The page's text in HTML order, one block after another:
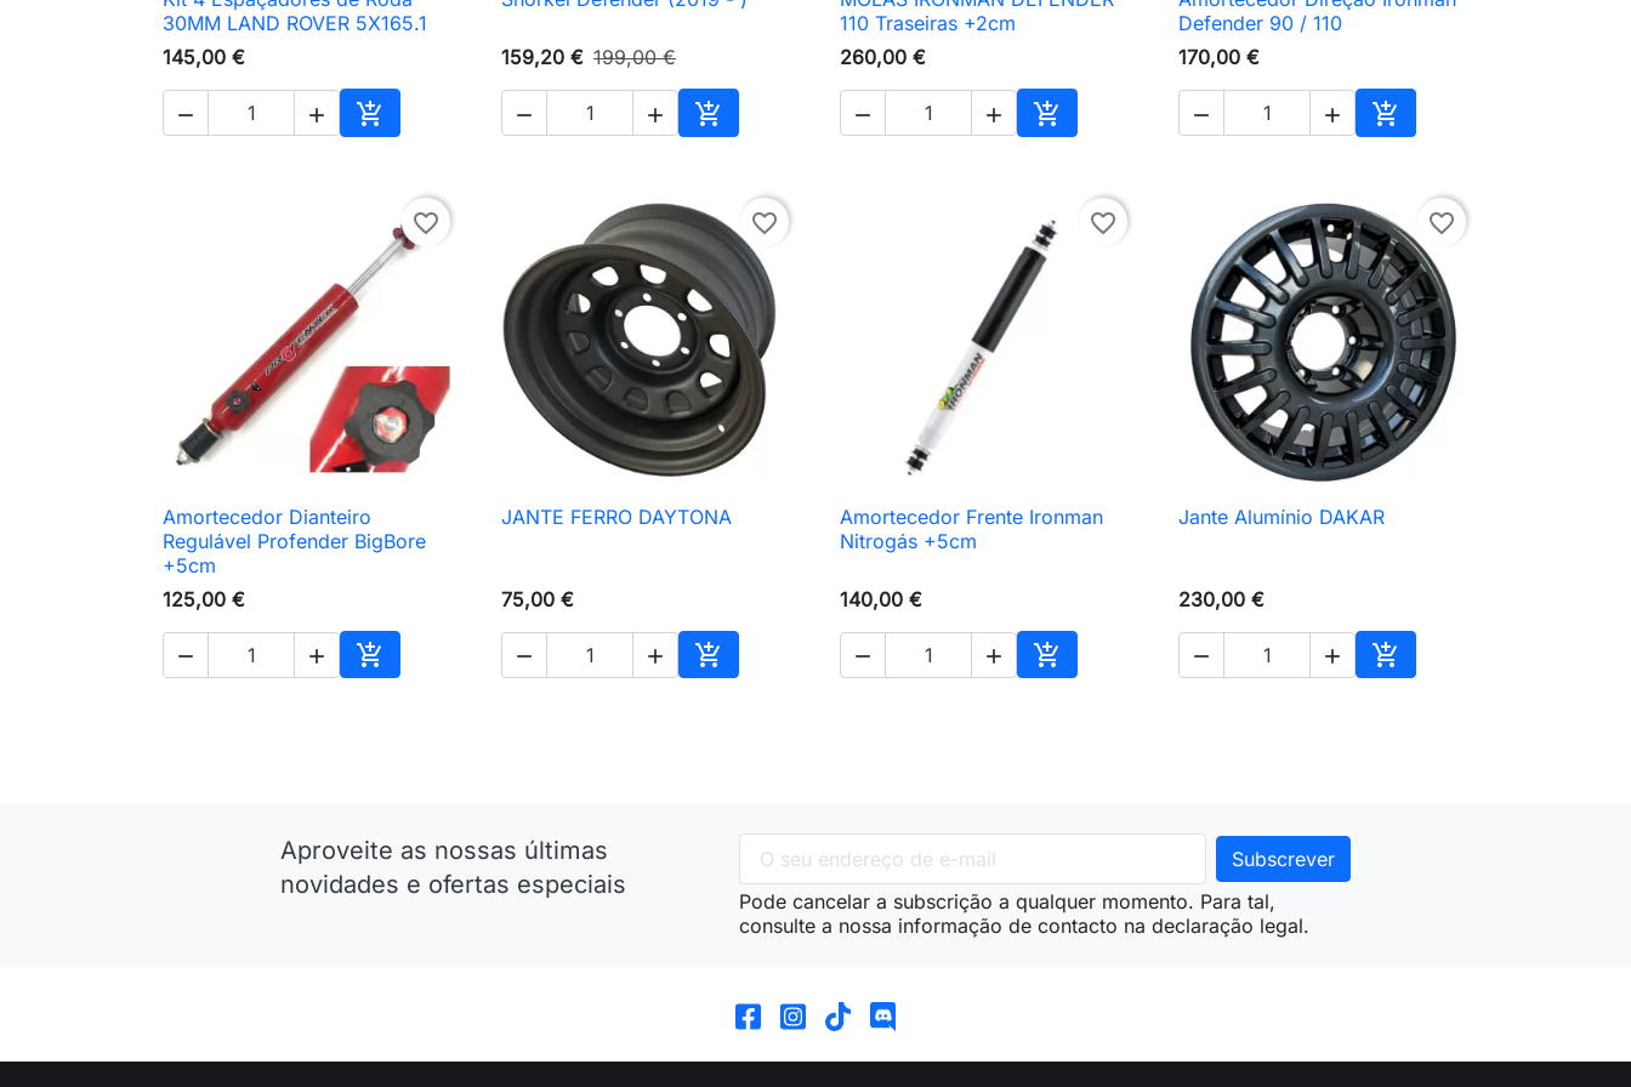
 Vista rápida
30MM LAND ROVER 5X165.1
145,00 €
  
Adicionar ao carrinho
 Vista rápida
159,20 € 199,00 €
  
Adicionar ao carrinho
 Vista rápida
110 Traseiras +2cm
260,00 €
  
Adicionar ao carrinho
 Vista rápida
Defender 90 / 110
170,00 €
  
Adicionar ao carrinho
favorite_border
 Vista rápida
Amortecedor Dianteiro
Regulável Profender BigBore
+5cm
125,00 €
  
Adicionar ao carrinho
favorite_border
 Vista rápida
JANTE FERRO DAYTONA
75,00 €
  
Adicionar ao carrinho
favorite_border
 Vista rápida
Amortecedor Frente Ironman
Nitrogás +5cm
140,00 €
  
Adicionar ao carrinho
favorite_border
 Vista rápida
Jante Alumínio DAKAR
230,00 €
  
Adicionar ao carrinho
Aproveite as nossas últimas
novidades e ofertas especiais
Pode cancelar a subscrição a qualquer momento. Para tal,
consulte a nossa informação de contacto na declaração legal.